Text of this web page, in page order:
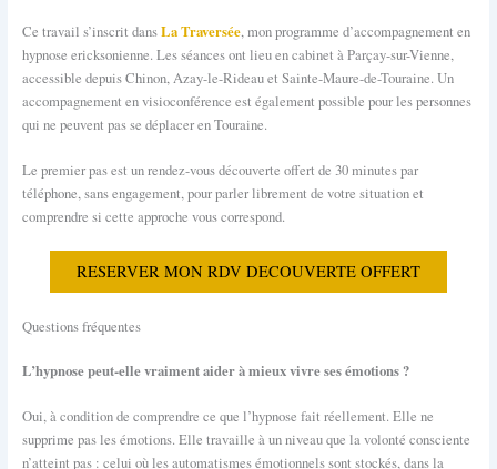
Ce travail s’inscrit dansLa Traversée, mon programme d’accompagnement en
hypnose ericksonienne. Les séances ont lieu en cabinet à Parçay-sur-Vienne,
accessible depuis Chinon, Azay-le-Rideau et Sainte-Maure-de-Touraine. Un
accompagnement en visioconférence est également possible pour les personnes
qui ne peuvent pas se déplacer en Touraine.
Le premier pas est un rendez-vous découverte offert de 30 minutes par
téléphone, sans engagement, pour parler librement de votre situation et
comprendre si cette approche vous correspond.
RESERVER MON RDV DECOUVERTE OFFERT
Questions fréquentes
L’hypnose peut-elle vraiment aider à mieux vivre ses émotions ?
Oui, à condition de comprendre ce que l’hypnose fait réellement. Elle ne
supprime pas les émotions. Elle travaille à un niveau que la volonté consciente
n’atteint pas : celui où les automatismes émotionnels sont stockés, dans la